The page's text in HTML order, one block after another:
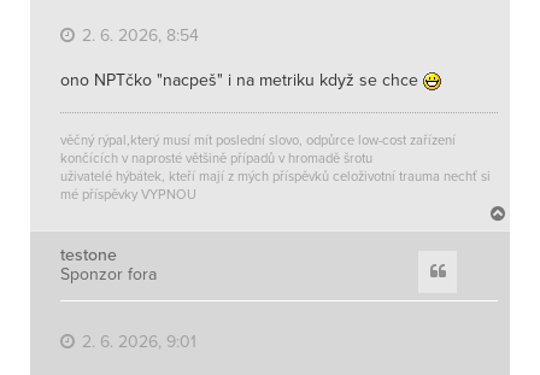
2. 6. 2026, 8:54
ono NPTčko "nacpeš" i na metriku když se chce
věčný rýpal,který musí mít poslední slovo, odpůrce low-cost zařízení
končících v naprosté většině případů v hromadě šrotu
uživatelé hýbátek, kteří mají z mých příspěvků celoživotní trauma nechť si
mé příspěvky VYPNOU
a
testone
Sponzor fora
2. 6. 2026, 9:01